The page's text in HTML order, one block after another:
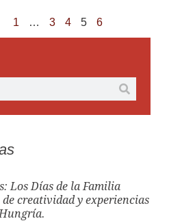
1 … 3 4 5 6
Los Días de la Familia
creatividad y experiencias